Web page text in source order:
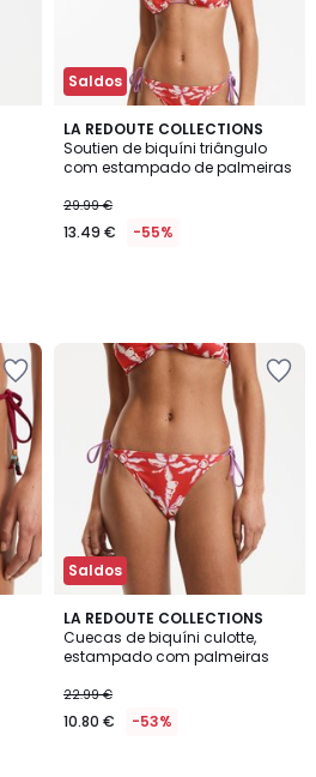
Saldos
LA REDOUTE COLLECTIONS
Soutien de biquíni triângulo
com estampado de palmeiras
29.99 €
13.49 € -55%
Saldos
LA REDOUTE COLLECTIONS
Cuecas de biquíni culotte,
estampado com palmeiras
22.99 €
10.80 € -53%